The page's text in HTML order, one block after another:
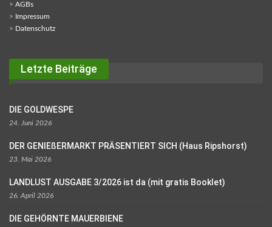
> AGBs
> Impressum
> Datenschutz
Letzte Beiträge
DIE GOLDWESPE
24. Juni 2026
DER GENIEßERMARKT PRÄSENTIERT SICH (Haus Ripshorst)
23. Mai 2026
LANDLUST AUSGABE 3/2026 ist da (mit gratis Booklet)
26. April 2026
DIE GEHÖRNTE MAUERBIENE